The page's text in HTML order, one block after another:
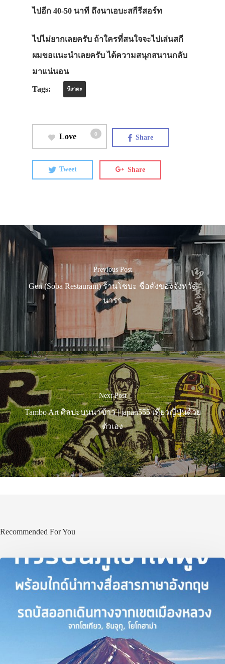
ไปอีก 40-50 นาที ถึงนาเอบะสกีรีสอร์ท
ไปไม่ยากเลยครับ ถ้าใครที่สนใจจะไปเล่นสกี
ผมขอแนะนำเลยครับ ได้ความสนุกสนานกลับ
มาแน่นอน
Tags: นีงาตะ
Love 0 Share
Tweet Share
Previous Post
Gen (Soba Restaurant) ร้านโซบะ ชื่อดังของจังหวัด
นารา
Next Post
Tambo Art ศิลปะบนนาข้าว | japan555 เที่ยวญี่ปุ่นด้วย
ตัวเอง
Recommended For You
ประเทศญี่ปุ่น
เที่ยวญี่ปุ่นด้ว
เอง
รถบัส
เดินทาง
ทัวร์